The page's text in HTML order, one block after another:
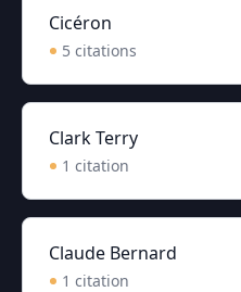
Cicéron
5 citations
Clark Terry
1 citation
Claude Bernard
1 citation